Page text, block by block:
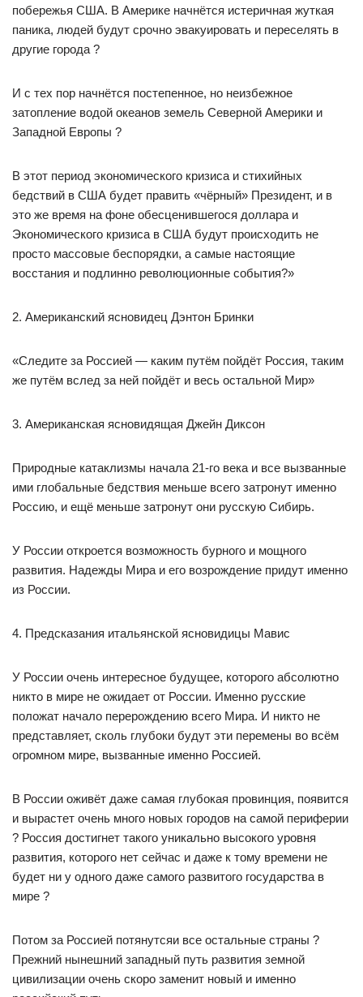
побережья США. В Америке начнётся истеричная жуткая
паника, людей будут срочно эвакуировать и переселять в
другие города ?
И с тех пор начнётся постепенное, но неизбежное
затопление водой океанов земель Северной Америки и
Западной Европы ?
В этот период экономического кризиса и стихийных
бедствий в США будет править «чёрный» Президент, и в
это же время на фоне обесценившегося доллара и
Экономического кризиса в США будут происходить не
просто массовые беспорядки, а самые настоящие
восстания и подлинно революционные события?»
2. Американский ясновидец Дэнтон Бринки
«Следите за Россией — каким путём пойдёт Россия, таким
же путём вслед за ней пойдёт и весь остальной Мир»
3. Американская ясновидящая Джейн Диксон
Природные катаклизмы начала 21-го века и все вызванные
ими глобальные бедствия меньше всего затронут именно
Россию, и ещё меньше затронут они русскую Сибирь.
У России откроется возможность бурного и мощного
развития. Надежды Мира и его возрождение придут именно
из России.
4. Предсказания итальянской ясновидицы Мавис
У России очень интересное будущее, которого абсолютно
никто в мире не ожидает от России. Именно русские
положат начало перерождению всего Мира. И никто не
представляет, сколь глубоки будут эти перемены во всём
огромном мире, вызванные именно Россией.
В России оживёт даже самая глубокая провинция, появится
и вырастет очень много новых городов на самой периферии
? Россия достигнет такого уникально высокого уровня
развития, которого нет сейчас и даже к тому времени не
будет ни у одного даже самого развитого государства в
мире ?
Потом за Россией потянутсяи все остальные страны ?
Прежний нынешний западный путь развития земной
цивилизации очень скоро заменит новый и именно